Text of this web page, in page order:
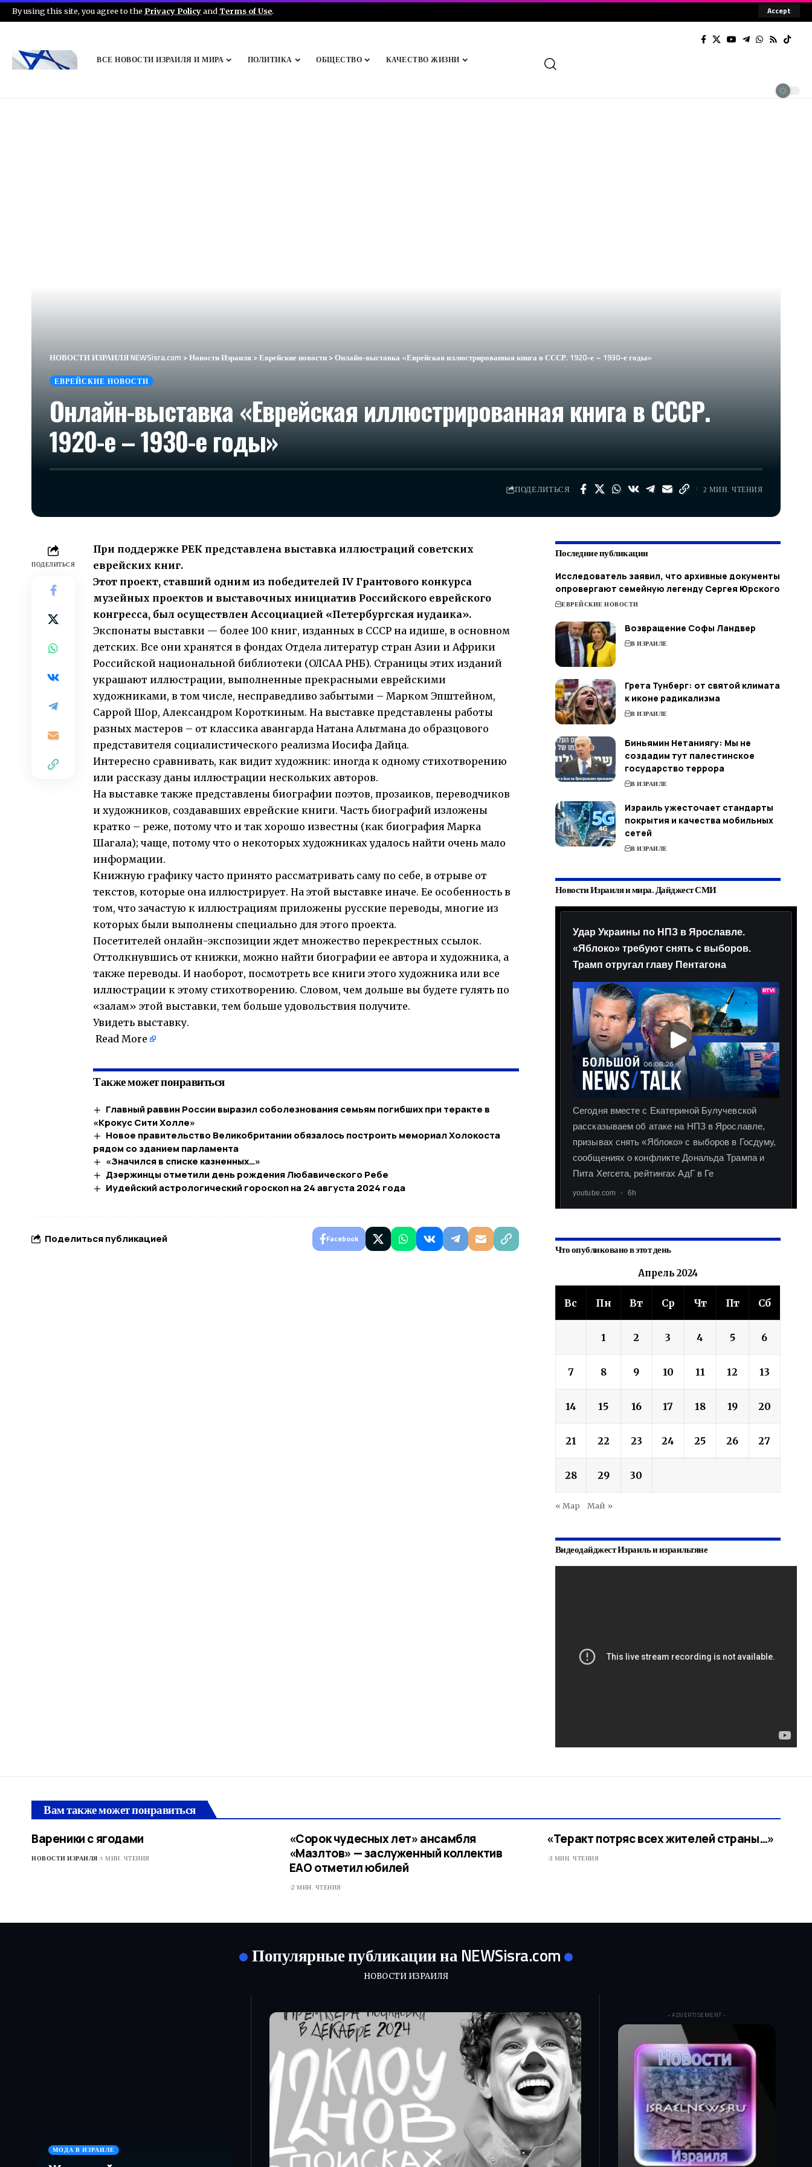
By using this site, you agree to the Privacy Policyand Terms of Use. Accept
ВСЕ НОВОСТИ ИЗРАИЛЯ И МИРА ПОЛИТИКА ОБЩЕСТВО КАЧЕСТВО ЖИЗНИ
НОВОСТИ ИЗРАИЛЯ NEWSisra.com >Новости Израиля >Еврейские новости >Онлайн-выставка «Еврейская иллюстрированная книга в СССР. 1920-е – 1930-е годы»
ЕВРЕЙСКИЕ НОВОСТИ
Онлайн-выставка «Еврейская иллюстрированная книга в СССР.
1920-е – 1930-е годы»
ПОДЕЛИТЬСЯ 2 МИН. ЧТЕНИЯ
ПОДЕЛИТЬСЯ
При поддержке РЕК представлена выставка иллюстраций советских
еврейских книг.
Этот проект, ставший одним из победителей IV Грантового конкурса
музейных проектов и выставочных инициатив Российского еврейского
конгресса, был осуществлен Ассоциацией «Петербургская иудаика».
Экспонаты выставки — более 100 книг, изданных в СССР на идише, в основном
детских. Все они хранятся в фондах Отдела литератур стран Азии и Африки
Российской национальной библиотеки (ОЛСАА РНБ). Страницы этих изданий
украшают иллюстрации, выполненные прекрасными еврейскими
художниками, в том числе, несправедливо забытыми – Марком Эпштейном,
Саррой Шор, Александром Короткиным. На выставке представлены работы
разных мастеров – от классика авангарда Натана Альтмана до образцового
представителя социалистического реализма Иосифа Дайца.
Интересно сравнивать, как видит художник: иногда к одному стихотворению
или рассказу даны иллюстрации нескольких авторов.
На выставке также представлены биографии поэтов, прозаиков, переводчиков
и художников, создававших еврейские книги. Часть биографий изложены
кратко – реже, потому что и так хорошо известны (как биография Марка
Шагала); чаще, потому что о некоторых художниках удалось найти очень мало
информации.
Книжную графику часто принято рассматривать саму по себе, в отрыве от
текстов, которые она иллюстрирует. На этой выставке иначе. Ее особенность в
том, что зачастую к иллюстрациям приложены русские переводы, многие из
которых были выполнены специально для этого проекта.
Посетителей онлайн-экспозиции ждет множество перекрестных ссылок.
Оттолкнувшись от книжки, можно найти биографии ее автора и художника, а
также переводы. И наоборот, посмотреть все книги этого художника или все
иллюстрации к этому стихотворению. Словом, чем дольше вы будете гулять по
«залам» этой выставки, тем больше удовольствия получите.
Увидеть выставку.
Read More
Также может понравиться
Главный раввин России выразил соболезнования семьям погибших при теракте в
«Крокус Сити Холле»
Новое правительство Великобритании обязалось построить мемориал Холокоста
рядом со зданием парламента
«Значился в списке казненных…»
Дзержинцы отметили день рождения Любавического Ребе
Иудейский астрологический гороскоп на 24 августа 2024 года
Поделиться публикацией Facebook
Последние публикации
Исследователь заявил, что архивные документы
опровергают семейную легенду Сергея Юрского
ЕВРЕЙСКИЕ НОВОСТИ
Возвращение Софы Ландвер
В ИЗРАИЛЕ
Грета Тунберг: от святой климата
к иконе радикализма
В ИЗРАИЛЕ
Биньямин Нетаниягу: Мы не
создадим тут палестинское
государство террора
В ИЗРАИЛЕ
Израиль ужесточает стандарты
покрытия и качества мобильных
сетей
В ИЗРАИЛЕ
Новости Израиля и мира. Дайджест СМИ
Что опубликовано в этот день
Апрель 2024
Вс Пн Вт Ср Чт Пт Сб
1 2 3 4 5 6
7 8 9 10 11 12 13
14 15 16 17 18 19 20
21 22 23 24 25 26 27
28 29 30
« Мар Май »
Видеодайджест Израиль и израильтяне
Вам также может понравиться
Вареники с ягодами
НОВОСТИ ИЗРАИЛЯ 1 МИН. ЧТЕНИЯ
«Сорок чудесных лет» ансамбля
«Мазлтов» — заслуженный коллектив
ЕАО отметил юбилей
2 МИН. ЧТЕНИЯ
«Теракт потряс всех жителей страны…»
3 МИН. ЧТЕНИЯ
Популярные публикации на NEWSisra.com
НОВОСТИ ИЗРАИЛЯ
МОДА В ИЗРАИЛЕ
- ADVERTISEMENT -